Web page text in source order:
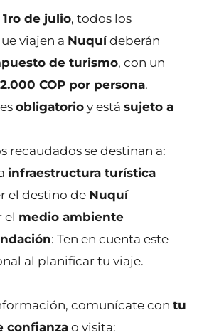
1ro de julio, todos los
viajen a Nuquídeberán
de turismo, con un
COP por persona.
obligatorio y está sujeto a
recaudados se destinan a:
infraestructura turística
el destino de Nuquí
el medio ambiente
: Ten en cuenta este
al planificar tu viaje.
comunícate con tu
confianza o visita: